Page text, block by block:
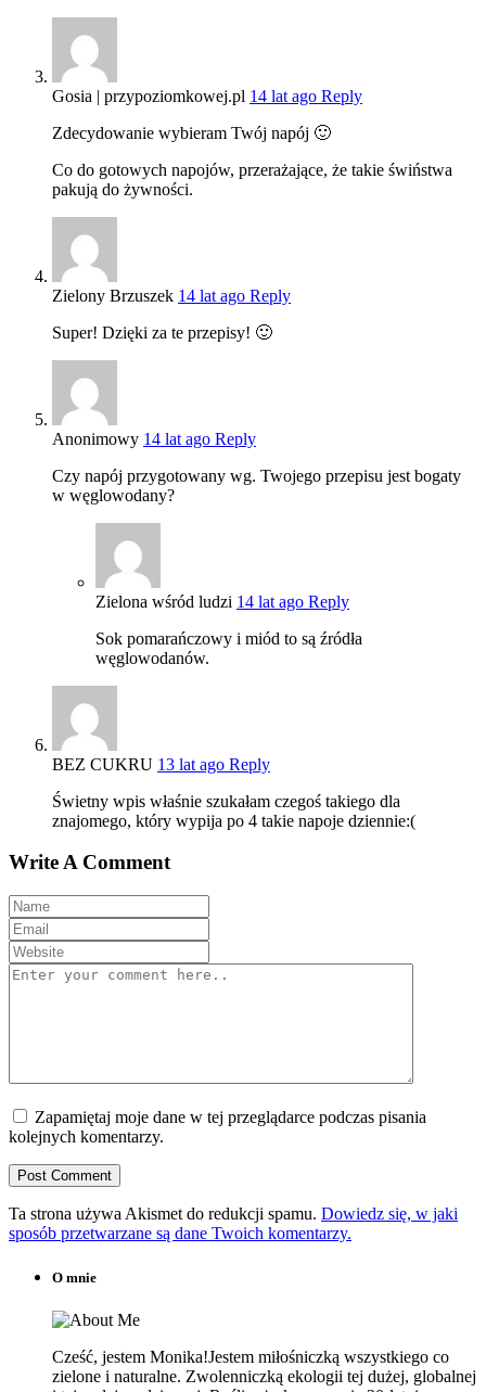
Gosia | przypoziomkowej.pl 14 lat ago Reply
Zdecydowanie wybieram Twój napój 🙂
Co do gotowych napojów, przerażające, że takie świństwa
pakują do żywności.
Zielony Brzuszek 14 lat ago Reply
Super! Dzięki za te przepisy! 🙂
Anonimowy 14 lat ago Reply
Czy napój przygotowany wg. Twojego przepisu jest bogaty
w węglowodany?
Zielona wśród ludzi 14 lat ago Reply
Sok pomarańczowy i miód to są źródła
węglowodanów.
BEZ CUKRU 13 lat ago Reply
Świetny wpis właśnie szukałam czegoś takiego dla
znajomego, który wypija po 4 takie napoje dziennie:(
Write A Comment
Zapamiętaj moje dane w tej przeglądarce podczas pisania
kolejnych komentarzy.
Ta strona używa Akismet do redukcji spamu. Dowiedz się, w jaki
sposób przetwarzane są dane Twoich komentarzy.
O mnie
Cześć, jestem Monika!Jestem miłośniczką wszystkiego co
zielone i naturalne. Zwolenniczką ekologii tej dużej, globalnej